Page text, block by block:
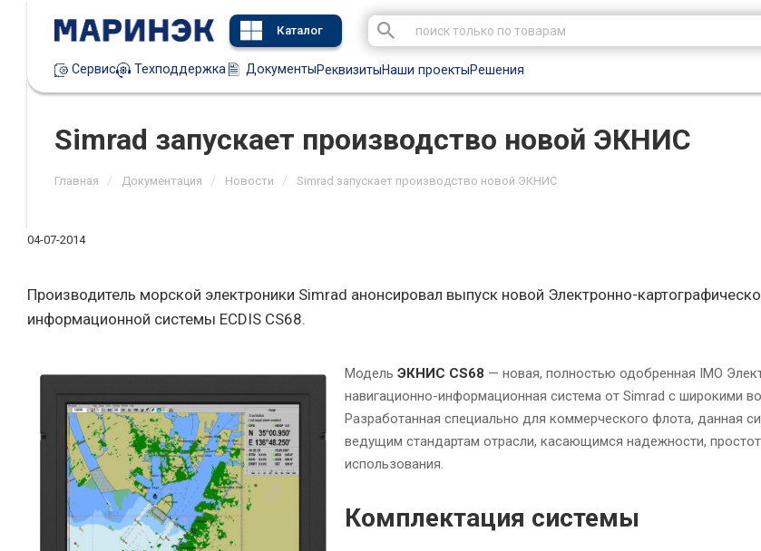
Каталог
Сервис Техподдержка ДокументыРеквизитыНаши проектыРешения
Simrad запускает производство новой ЭКНИС
Главная / Документация / Новости / Simrad запускает производство новой ЭКНИС
04-07-2014
Производитель морской электроники Simrad анонсировал выпуск новой Электронно-
информационной системы ECDIS CS68.
Модель ЭКНИС CS68 — новая, полностью одобренная IMO
навигационно-информационная система от Simrad с широкими
Разработанная специально для коммерческого флота, данная
ведущим стандартам отрасли, касающимся надежности,
использования.
Комплектация системы